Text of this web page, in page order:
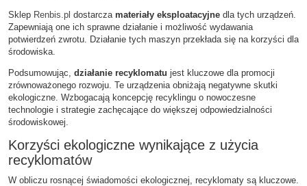
Sklep Renbis.pl dostarcza materiały eksploatacyjne dla tych urządzeń.
Zapewniają one ich sprawne działanie i możliwość wydawania
potwierdzeń zwrotu. Działanie tych maszyn przekłada się na korzyści dla
środowiska.
Podsumowując, działanie recyklomatu jest kluczowe dla promocji
zrównoważonego rozwoju. Te urządzenia obniżają negatywne skutki
ekologiczne. Wzbogacają koncepcję recyklingu o nowoczesne
technologie i strategie zachęcające do większej odpowiedzialności
środowiskowej.
Korzyści ekologiczne wynikające z użycia
recyklomatów
W obliczu rosnącej świadomości ekologicznej, recyklomaty są kluczowe.